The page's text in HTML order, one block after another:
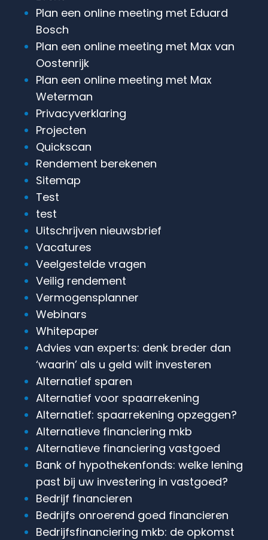
Plan een online meeting met Eduard
Bosch
Plan een online meeting met Max van
Oostenrijk
Plan een online meeting met Max
Weterman
Privacyverklaring
Projecten
Quickscan
Rendement berekenen
Sitemap
Test
test
Uitschrijven nieuwsbrief
Vacatures
Veelgestelde vragen
Veilig rendement
Vermogensplanner
Webinars
Whitepaper
Advies van experts: denk breder dan
‘waarin’ als u geld wilt investeren
Alternatief sparen
Alternatief voor spaarrekening
Alternatief: spaarrekening opzeggen?
Alternatieve financiering mkb
Alternatieve financiering vastgoed
Bank of hypothekenfonds: welke lening
past bij uw investering in vastgoed?
Bedrijf financieren
Bedrijfs onroerend goed financieren
Bedrijfs­financiering mkb: de opkomst